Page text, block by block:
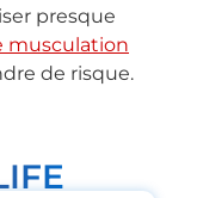
presque
musculation
de risque.